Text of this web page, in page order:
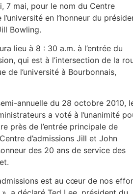
7 mai, pour le nom du Centre
l’université en l’honneur du
Bowling.
lieu à 8 : 30 a.m. à l’entrée du
qui est à l’intersection de la
de l’université à Bourbonnais,
annuelle du 28 octobre 2010,
a voté à l’unanimité
près de l’entrée principale de
d’admissions Jill et John
des 20 ans de service des
est au cœur de nos